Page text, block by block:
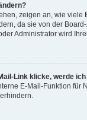
zeigen an, wie
da sie von der
Administrator wird
Link klicke, werde
E-Mail-Funktion